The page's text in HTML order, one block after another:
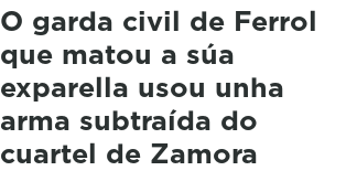
O garda civil de Ferrol
que matou a súa
exparella usou unha
arma subtraída do
cuartel de Zamora